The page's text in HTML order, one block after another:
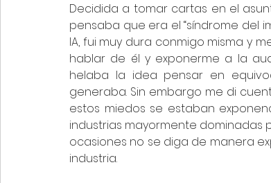
Decidida a tomar cartas en el
pensaba que era el “síndrome del
IA, fui muy dura conmigo misma y
hablar de él y exponerme a la
helaba la idea pensar en
generaba. Sin embargo me di
estos miedos se estaban
industrias mayormente dominadas
ocasiones no se diga de manera
industria.